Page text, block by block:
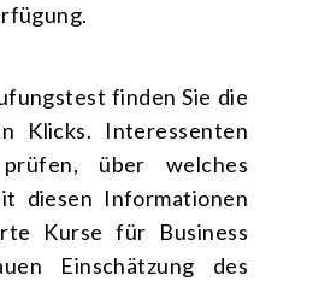
finden Sie die
Klicks. Interessenten
über welches
diesen Informationen
Kurse für Business
Einschätzung des